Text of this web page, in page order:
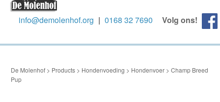
info@demolenhof.org | 0168 32 7690 Volg ons!
De Molenhof > Products > Hondenvoeding > Hondenvoer >Champ Breed
Pup